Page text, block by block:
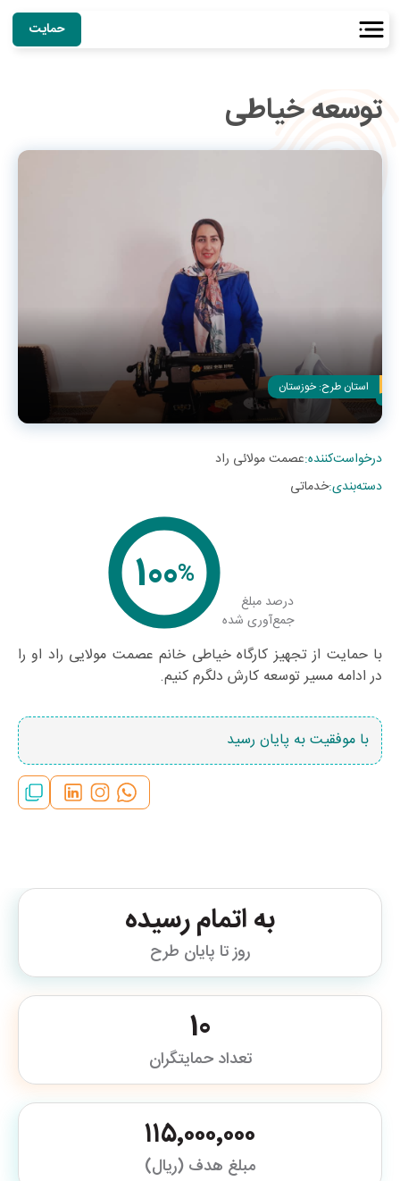
حمایت
توسعه خیاطی
استان طرح: خوزستان
درخواست‌کننده:عصمت مولائی راد
دسته‌بندی:خدماتی
درصد مبلغ
جمع‌آوری شده
%
100
با حمایت از تجهیز کارگاه خیاطی خانم عصمت مولایی راد او را
در ادامه مسیر توسعه کارش دلگرم کنیم.
با موفقیت به پایان رسید
به اتمام رسیده
روز تا پایان طرح
10
تعداد حمایتگران
۱۱۵٬۰۰۰٬۰۰۰
مبلغ هدف (ریال)